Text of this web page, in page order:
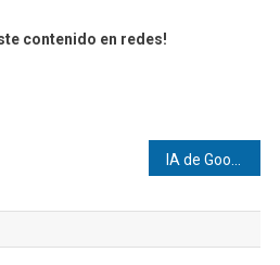
contenido en redes!